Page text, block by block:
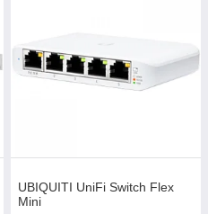
UBIQUITI UniFi Switch Flex
Mini